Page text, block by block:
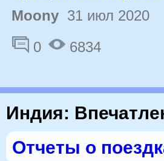
Moony 31 июл 2020
0
6834
Индия:
Отчеты о